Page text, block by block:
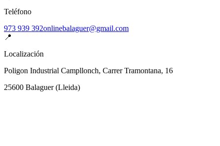
Teléfono
973 939 392onlinebalaguer@gmail.com
📍
Localización
Poligon Industrial Campllonch, Carrer Tramontana, 16
25600 Balaguer(Lleida)